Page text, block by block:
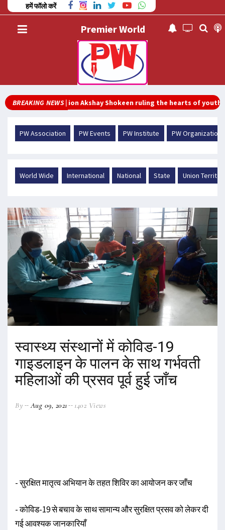
हमें फॉलो करें
Premier World
BREAKING NEWS |
Sensation Akshay Shokeen ruling the hearts of youth
PW Association PW Events PW Institute PW Organization
World Wide International National State Union
स्वास्थ्य संस्थानों में कोविड-19
गाइडलाइन के पालन के साथ गर्भवती
महिलाओं की प्रसव पूर्व हुई जाँच
By Aug 09, 2021 1402 Views
- सुरक्षित मातृत्व अभियान के तहत शिविर का आयोजन कर जाँच
- कोविड-19 से बचाव के साथ सामान्य और सुरक्षित प्रसव को लेकर दी
गई आवश्यक जानकारियाँ